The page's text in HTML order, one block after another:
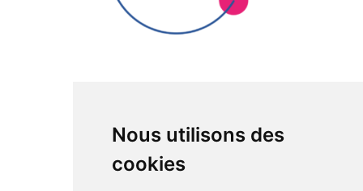
Nous utilisons des
cookies